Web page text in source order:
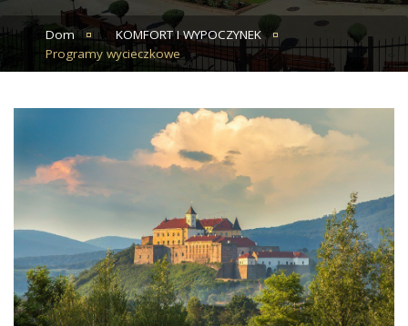
Dom
KOMFORT I WYPOCZYNEK
Programy wycieczkowe